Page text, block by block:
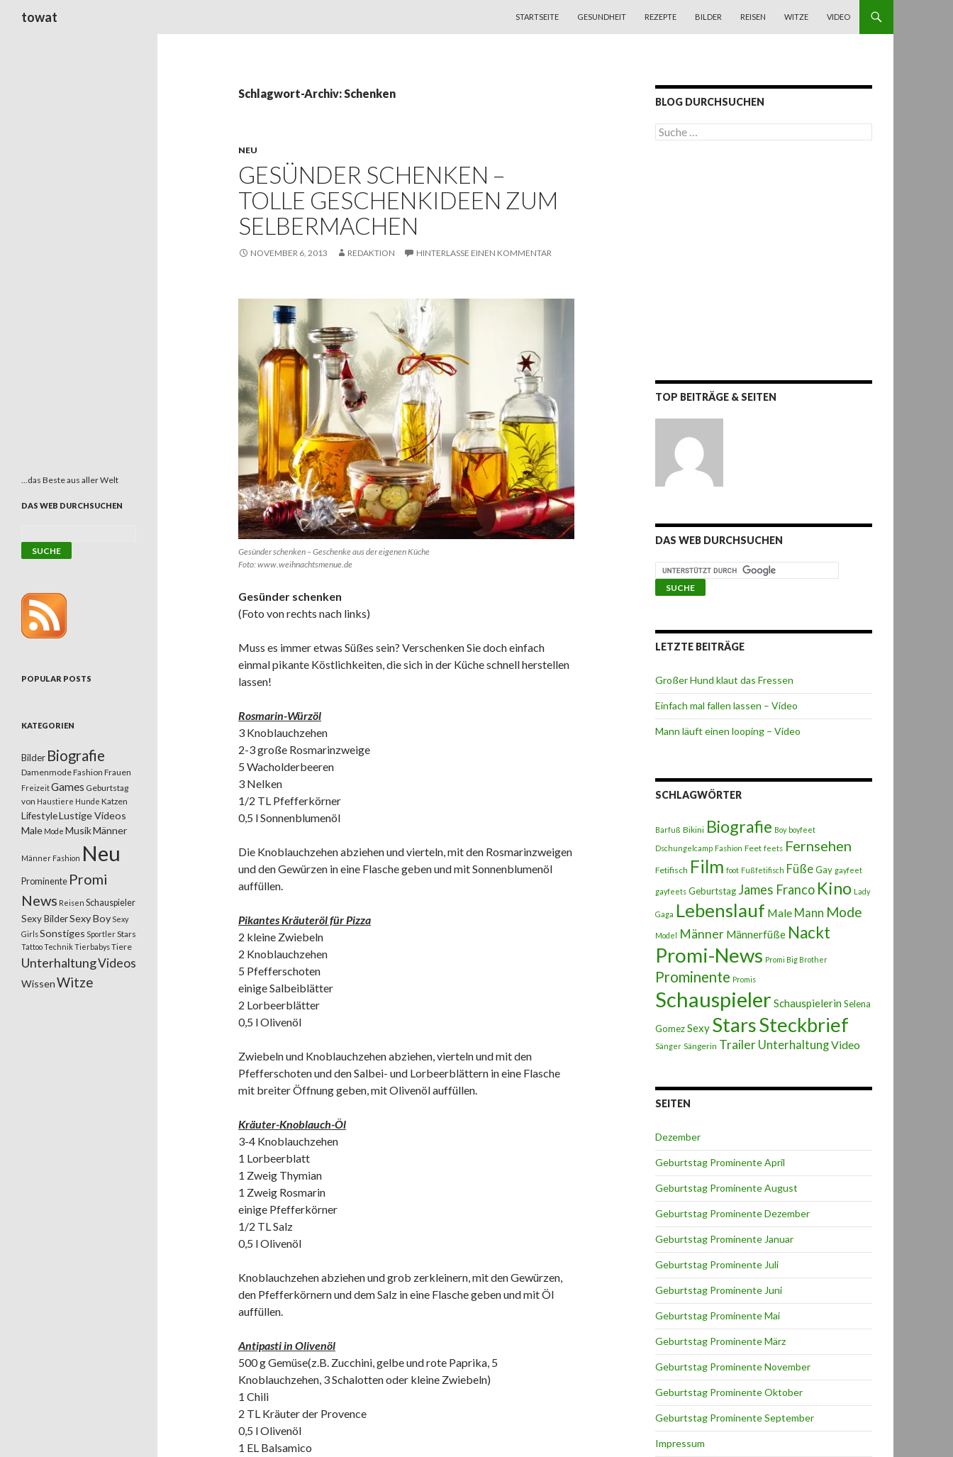
towat
STARTSEITE
GESUNDHEIT REZEPTE BILDER REISEN WITZE VIDEO
Schlagwort-Archiv: Schenken
NEU
GESÜNDER SCHENKEN –
TOLLE GESCHENKIDEEN ZUM
SELBERMACHEN
NOVEMBER 6, 2013 REDAKTION HINTERLASSE EINEN KOMMENTAR
Gesünder schenken – Geschenke aus der eigenen Küche
Foto: www.weihnachtsmenue.de
Gesünder schenken
(Foto von rechts nach links)
Muss es immer etwas Süßes sein? Verschenken Sie doch einfach
einmal pikante Köstlichkeiten, die sich in der Küche schnell herstellen
lassen!
Rosmarin-Würzöl
3 Knoblauchzehen
2-3 große Rosmarinzweige
5 Wacholderbeeren
3 Nelken
1/2 TL Pfefferkörner
0,5 l Sonnenblumenöl
Die Knoblauchzehen abziehen und vierteln, mit den Rosmarinzweigen
und den Gewürzen in eine Flasche geben und mit Sonnenblumenöl
auffüllen.
Pikantes Kräuteröl für Pizza
2 kleine Zwiebeln
2 Knoblauchzehen
5 Pfefferschoten
einige Salbeiblätter
2 Lorbeerblätter
0,5 l Olivenöl
Zwiebeln und Knoblauchzehen abziehen, vierteln und mit den
Pfefferschoten und den Salbei- und Lorbeerblättern in eine Flasche
mit breiter Öffnung geben, mit Olivenöl auffüllen.
Kräuter-Knoblauch-Öl
3-4 Knoblauchzehen
1 Lorbeerblatt
1 Zweig Thymian
1 Zweig Rosmarin
einige Pfefferkörner
1/2 TL Salz
0,5 l Olivenöl
Knoblauchzehen abziehen und grob zerkleinern, mit den Gewürzen,
den Pfefferkörnern und dem Salz in eine Flasche geben und mit Öl
auffüllen.
Antipasti in Olivenöl
500 g Gemüse(z.B. Zucchini, gelbe und rote Paprika, 5
Knoblauchzehen, 3 Schalotten oder kleine Zwiebeln)
1 Chili
2 TL Kräuter der Provence
0,5 l Olivenöl
1 EL Balsamico
BLOG DURCHSUCHEN
S
u
TOP BEITRÄGE & SEITEN
DAS WEB DURCHSUCHEN
LETZTE BEITRÄGE
Großer Hund klaut das Fressen
Einfach mal fallen lassen – Video
Mann läuft einen looping – Video
SCHLAGWÖRTER
Barfuß Bikini Biografie Boy boyfeet
Dschungelcamp Fashion Feet feets Fernsehen
Fetifisch Film foot Fußfetifisch FüßeGay gayfeet
gayfeets Geburtstag James Franco Kino Lady
Gaga Lebenslauf Male Mann Mode
Model Männer Männerfüße Nackt
Promi-News Promi Big Brother
Prominente Promis
Schauspieler Schauspielerin Selena
GomezSexy StarsSteckbrief
Sänger Sängerin Trailer UnterhaltungVideo
SEITEN
Dezember
Geburtstag Prominente April
Geburtstag Prominente August
Geburtstag Prominente Dezember
Geburtstag Prominente Januar
Geburtstag Prominente Juli
Geburtstag Prominente Juni
Geburtstag Prominente Mai
Geburtstag Prominente März
Geburtstag Prominente November
Geburtstag Prominente Oktober
Geburtstag Prominente September
Impressum
…das Beste aus aller Welt
DAS WEB DURCHSUCHEN
POPULAR POSTS
KATEGORIEN
Bilder Biografie
DamenmodeFashion Frauen
FreizeitGames Geburtstag
von Haustiere Hunde Katzen
LifestyleLustige Videos
Male Mode MusikMänner
Männer Fashion Neu
Prominente Promi
News Reisen Schauspieler
Sexy BilderSexy Boy Sexy
GirlsSonstiges SportlerStars
TattooTechnikTierbabysTiere
UnterhaltungVideos
WissenWitze